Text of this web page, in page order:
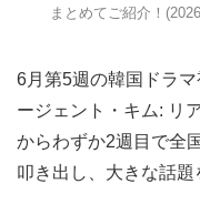
まとめてご紹介！
6月第5週の韓国ドラ
ージェント・キム: リ
からわずか2週目で全
叩き出し、大きな話題